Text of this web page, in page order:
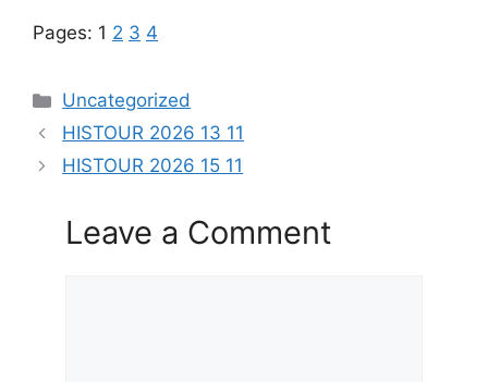
Pages: 1 2 3 4
Categories
Uncategorized
HISTOUR 2026 13 11
HISTOUR 2026 15 11
Leave a Comment